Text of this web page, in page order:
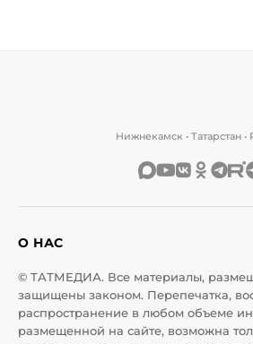
Нижнекамск • Татарстан •
О НАС
© ТАТМЕДИА. Все материалы,
защищены законом. Перепечатка,
распространение в любом объеме
размещенной на сайте, возможна